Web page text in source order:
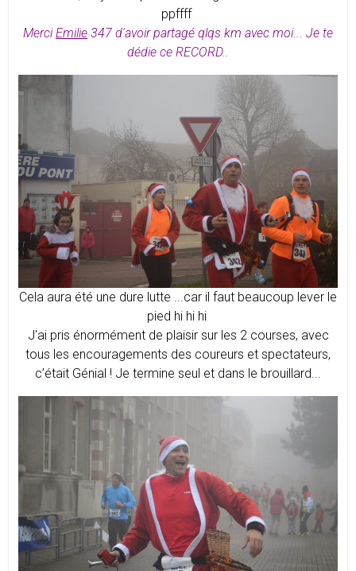
ppffff
MerciEmilie 347 d'avoir partagé qlqs km avec moi... Je te
dédie ce RECORD..
Cela aura été une dure lutte ...car il faut beaucoup lever le
pied hi hi hi
J'ai pris énormément de plaisir sur les 2 courses, avec
tous les encouragements des coureurs et spectateurs,
c’était Génial ! Je termine seul et dans le brouillard...